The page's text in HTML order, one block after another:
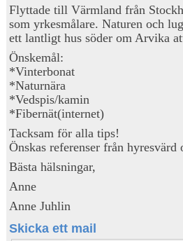
Flyttade till Värmland från
som yrkesmålare. Naturen och
ett lantligt hus söder om Arvika
Önskemål:
*Vinterbonat
*Naturnära
*Vedspis/kamin
*Fibernät(internet)
Tacksam för alla tips!
Önskas referenser från
Bästa hälsningar,
Anne
Anne Juhlin
Skicka ett mail